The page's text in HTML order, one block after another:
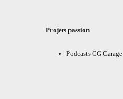
Projets passion
Podcasts CG Garage